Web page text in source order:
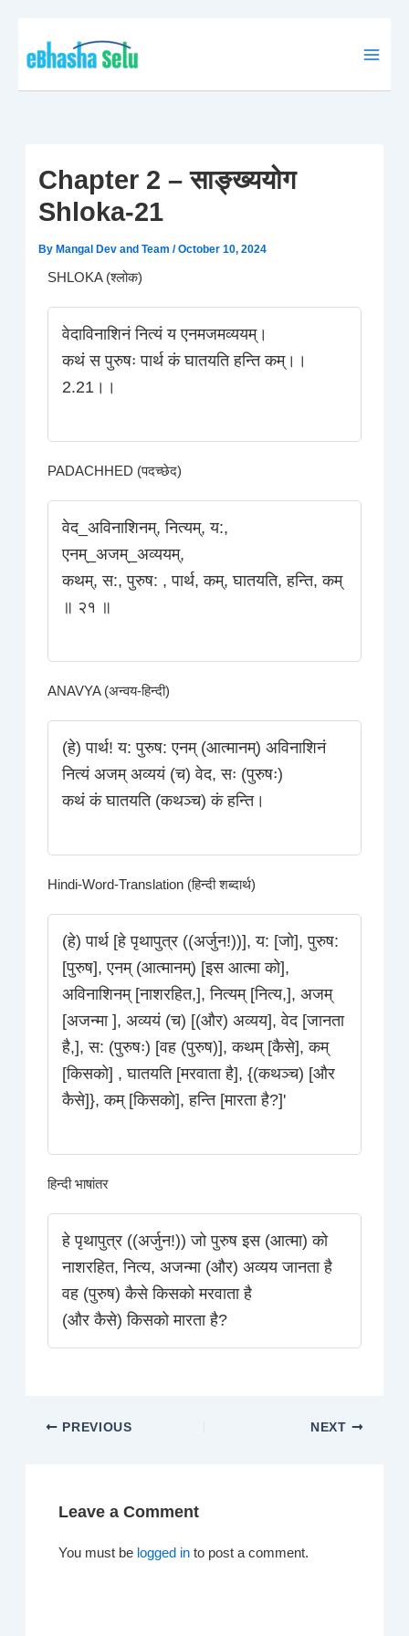
content
Chapter 2 – साङ्ख्ययोग
Shloka-21
By Mangal Dev and Team/October 10, 2024
SHLOKA (श्लोक)
वेदाविनाशिनं नित्यं य एनमजमव्ययम्।
कथं स पुरुषः पार्थ कं घातयति हन्ति कम्।।
2.21।।
PADACHHED (पदच्छेद)
वेद_अविनाशिनम्‌, नित्यम्‌, य:,
एनम्_अजम्_अव्ययम्‌,
कथम्, स:, पुरुष: , पार्थ, कम्‌, घातयति, हन्ति, कम्‌
॥ २१ ॥
ANAVYA (अन्वय-हिन्दी)
(हे) पार्थ! य: पुरुष: एनम् (आत्मानम्) अविनाशिनं
नित्यं अजम् अव्ययं (च) वेद, सः (पुरुषः)
कथं कं घातयति (कथञ्च) कं हन्ति।
Hindi-Word-Translation (हिन्दी शब्दार्थ)
(हे) पार्थ [हे पृथापुत्र ((अर्जुन!))], य: [जो], पुरुष:
[पुरुष], एनम् (आत्मानम्) [इस आत्मा को],
अविनाशिनम् [नाशरहित,], नित्यम् [नित्य,], अजम्
[अजन्मा ], अव्ययं (च) [(और) अव्यय], वेद [जानता
है,], स: (पुरुषः) [वह (पुरुष)], कथम् [कैसे], कम्
[किसको] , घातयति [मरवाता है], {(कथञ्च) [और
कैसे]}, कम् [किसको], हन्ति [मारता है?]'
हिन्दी भाषांतर
हे पृथापुत्र ((अर्जुन!)) जो पुरुष इस (आत्मा) को
नाशरहित, नित्य, अजन्मा (और) अव्यय जानता है
वह (पुरुष) कैसे किसको मरवाता है
(और कैसे) किसको मारता है?
PREVIOUS NEXT
Leave a Comment
You must be logged in to post a comment.